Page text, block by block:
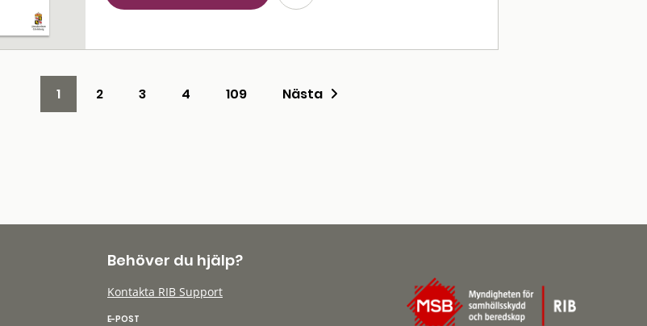
1 2 3 4 109 Nästa
Behöver du hjälp?
Kontakta RIB Support
E-POST